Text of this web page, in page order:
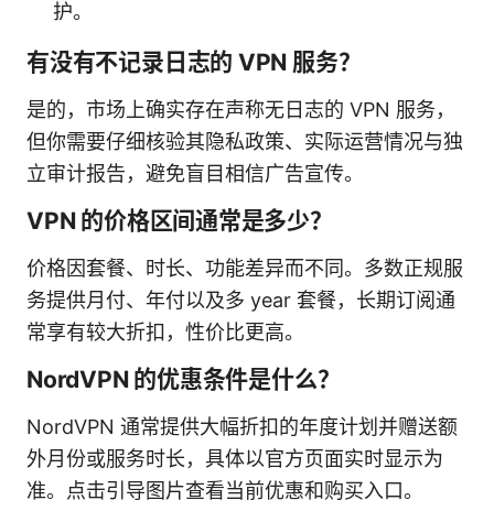
护。
有没有不记录日志的 VPN 服务？
是的，市场上确实存在声称无日志的 VPN 服务，
但你需要仔细核验其隐私政策、实际运营情况与独
立审计报告，避免盲目相信广告宣传。
VPN 的价格区间通常是多少？
价格因套餐、时长、功能差异而不同。多数正规服
务提供月付、年付以及多 year 套餐，长期订阅通
常享有较大折扣，性价比更高。
NordVPN 的优惠条件是什么？
NordVPN 通常提供大幅折扣的年度计划并赠送额
外月份或服务时长，具体以官方页面实时显示为
准。点击引导图片查看当前优惠和购买入口。